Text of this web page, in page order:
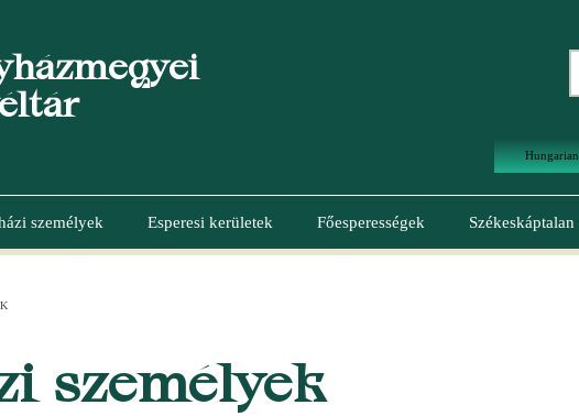
Hungarian
személyek Esperesi kerületek Főesperességek Székeskáptalan
személyek